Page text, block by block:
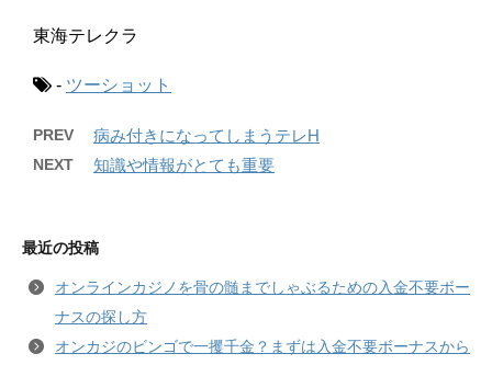
東海テレクラ
- ツーショット
PREV 病み付きになってしまうテレH
NEXT 知識や情報がとても重要
最近の投稿
オンラインカジノを骨の髄までしゃぶるための入金不要ボー
ナスの探し方
オンカジのビンゴで一攫千金？まずは入金不要ボーナスから